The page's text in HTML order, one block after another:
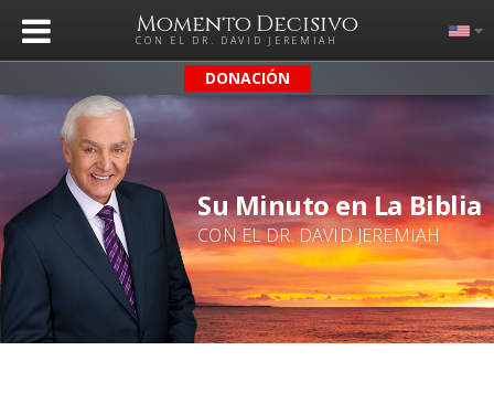
Momento Decisivo
CON EL DR. DAVID JEREMIAH
DONACIÓN
Su Minuto en La Biblia
CON EL DR. DAVID JEREMIAH